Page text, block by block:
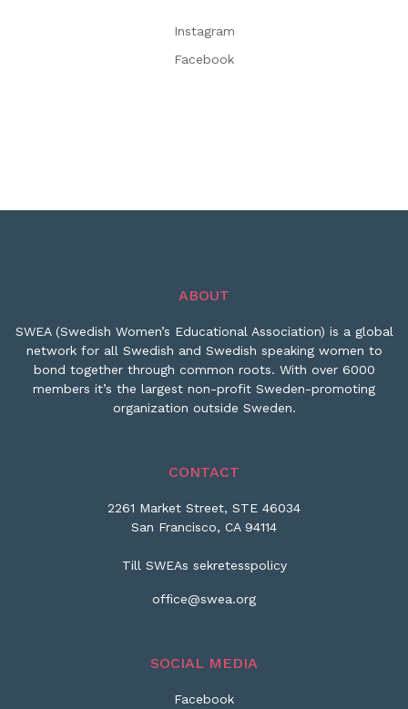
Instagram
Facebook
ABOUT
SWEA (Swedish Women’s Educational Association) is a global
network for all Swedish and Swedish speaking women to
bond together through common roots. With over 6000
members it’s the largest non-profit Sweden-promoting
organization outside Sweden.
CONTACT
2261 Market Street, STE 46034
San Francisco, CA 94114
Till SWEAs sekretesspolicy
office@swea.org
SOCIAL MEDIA
Facebook